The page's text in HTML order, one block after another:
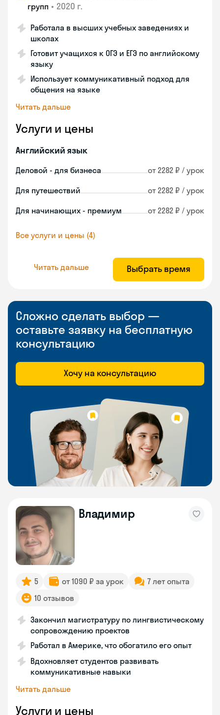
групп • 2020 г.
Работала в высших учебных заведениях и
школах
Готовит учащихся к ОГЭ и ЕГЭ по английскому
языку
Использует коммуникативный подход для
общения на языке
Читать дальше
Услуги и цены
Английский язык
Деловой - для бизнеса от 2282 ₽ / урок
Для путешествий от 2282 ₽ / урок
Для начинающих - премиум от 2282 ₽ / урок
Все услуги и цены (4)
Читать дальше Выбрать время
Сложно сделать выбор —
оставьте заявку на бесплатную
консультацию
Хочу на консультацию
Владимир
5 от 1090 ₽ за урок
7 лет опыта
10 отзывов
Закончил магистратуру по лингвистическому
сопровождению проектов
Работал в Америке, что обогатило его опыт
Вдохновляет студентов развивать
коммуникативные навыки
Читать дальше
Услуги и цены